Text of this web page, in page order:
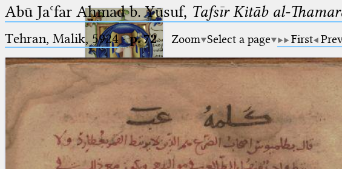
Ptolemaeus
Arabus et Latinus
Abū Jaʿfar Aḥmad b. Yūsuf, Tafsīr Kitāb al-
Tehran, Malik, 5924·p. 72 Zoom Select a page First